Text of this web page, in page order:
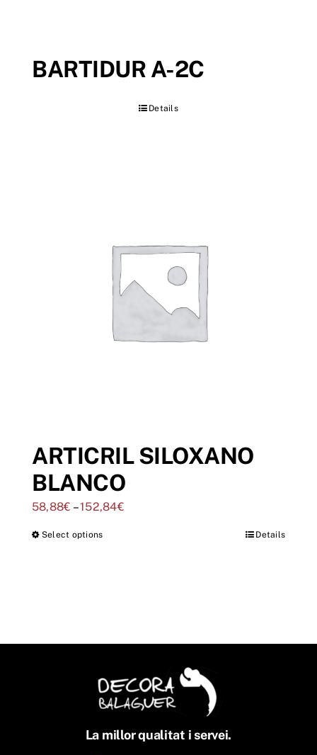
BARTIDUR A-2C
Details
ARTICRIL SILOXANO
BLANCO
58,88€ –152,84€
Select options Details
La millor qualitat i servei.